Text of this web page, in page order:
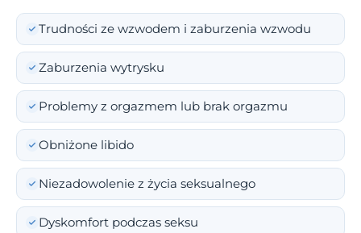
Trudności ze wzwodem i zaburzenia wzwodu
Zaburzenia wytrysku
Problemy z orgazmem lub brak orgazmu
Obniżone libido
Niezadowolenie z życia seksualnego
Dyskomfort podczas seksu